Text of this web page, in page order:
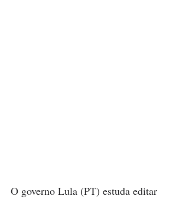
O governo Lula (PT) estuda editar